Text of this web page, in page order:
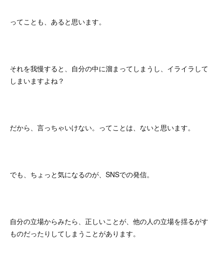
ってことも、あると思います。
それを我慢すると、自分の中に溜まってしまうし、イライラして
しまいますよね？
だから、言っちゃいけない。ってことは、ないと思います。
でも、ちょっと気になるのが、SNSでの発信。
自分の立場からみたら、正しいことが、他の人の立場を揺るがす
ものだったりしてしまうことがあります。